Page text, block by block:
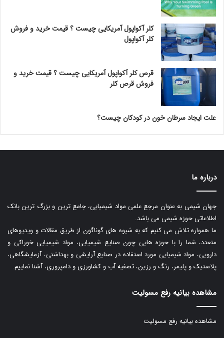
کلر آکواپول آمریکایی چیست ؟ قیمت خرید و فروش
کلر آکواپول
قرص کلر آکواپول آمریکایی چیست ؟ قیمت خرید و
فروش قرص کلر
علت ایجاد سرطان خون در کودکان چیست؟
درباره ما
جهان شیمی به عنوان مرجع علمی مواد شیمیایی، جامع ترین و بزرگ ترین بانک
اطلاعاتی حوزه شیمی می باشد.
ما همواره تلاش می کنیم که به شیوه های گوناگون از طریق مقالات و ویدیوهای
متعدد، شما را با حوزه هایی چون صنایع شیمیایی، مواد شیمیایی خوراکی و
دارویی، مواد شیمیایی مورد استفاده در صنایع آرایشی و بهداشتی، آزمایشگاهی،
پلاستیک و پلیمر، رنگ و رزین، تصفیه آب و کشاورزی و دامپروری، آشنا نماییم.
مشاهده بیانیه رفع مسولیت
مشاهده بیانیه رفع مسولیت